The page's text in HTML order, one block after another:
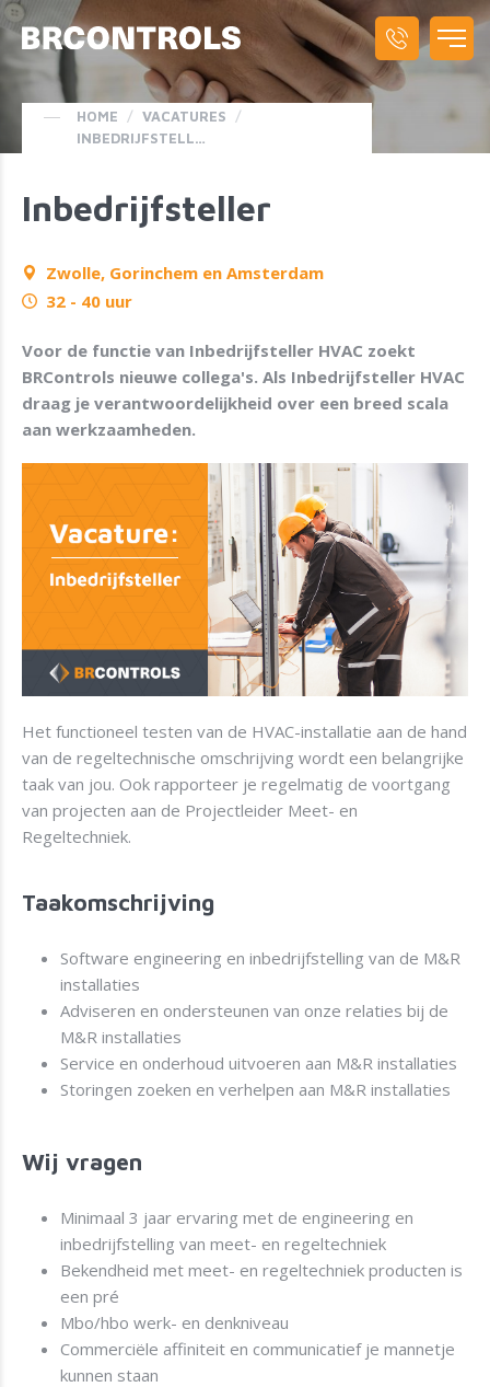
HOME / VACATURES /
INBEDRIJFSTELLER
Inbedrijfsteller
Zwolle, Gorinchem en Amsterdam
32 - 40 uur
Voor de functie van Inbedrijfsteller HVAC zoekt
BRControls nieuwe collega's. Als Inbedrijfsteller HVAC
draag je verantwoordelijkheid over een breed scala
aan werkzaamheden.
Het functioneel testen van de HVAC-installatie aan de hand
van de regeltechnische omschrijving wordt een belangrijke
taak van jou. Ook rapporteer je regelmatig de voortgang
van projecten aan de Projectleider Meet- en
Regeltechniek.
Taakomschrijving
Software engineering en inbedrijfstelling van de M&R
installaties
Adviseren en ondersteunen van onze relaties bij de
M&R installaties
Service en onderhoud uitvoeren aan M&R installaties
Storingen zoeken en verhelpen aan M&R installaties
Wij vragen
Minimaal 3 jaar ervaring met de engineering en
inbedrijfstelling van meet- en regeltechniek
Bekendheid met meet- en regeltechniek producten is
een pré
Mbo/hbo werk- en denkniveau
Commerciële affiniteit en communicatief je mannetje
kunnen staan